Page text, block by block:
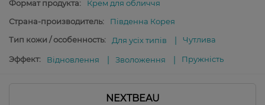
Формат продукта:
Крем для обличчя
Страна-производитель:
Південна Корея
Тип кожи / особенность:
Для усіх типів Чутлива
Эффект: Відновлення Зволоження Пружність
NEXTBEAU